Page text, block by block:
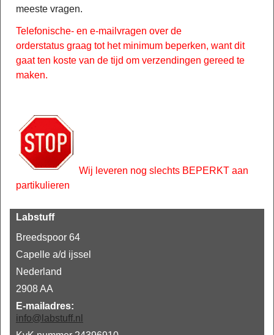
meeste vragen.
Telefonische- en e-mailvragen over de
orderstatus graag tot het minimum beperken, want dit
gaat ten koste van de tijd om verzendingen gereed te
maken.
Wij leveren nog slechts BEPERKT aan
partikulieren
Labstuff
Breedspoor 64
Capelle a/d ijssel
Nederland
2908 AA
E-mailadres:
info@labstuff.nl